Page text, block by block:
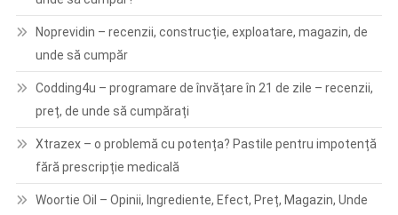
Noprevidin – recenzii, construcție, exploatare, magazin, de
unde să cumpăr
Codding4u – programare de învățare în 21 de zile – recenzii,
preț, de unde să cumpărați
Xtrazex – o problemă cu potența? Pastile pentru impotență
fără prescripție medicală
Woortie Oil – Opinii, Ingrediente, Efect, Preț, Magazin, Unde